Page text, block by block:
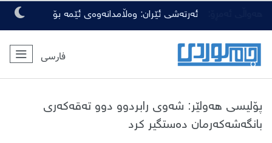
ئەرتەشی ئێران: وەڵامدانەوەی ئێمە بۆ
هەرچەشنە دەستدرێژیەکی دوژمنان، توندتر
و کەمەرشکێنتر دەبێت
فارسی
پۆلیسی هەولێر: شەوی رابردوو دوو تەقەکەری
بانگەشەکەرمان دەستگیر کرد